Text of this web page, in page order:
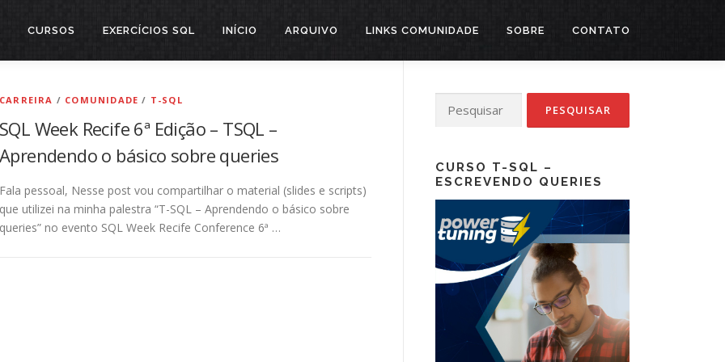
CURSOS EXERCÍCIOS SQL INÍCIO ARQUIVO LINKS COMUNIDADE SOBRE CONTATO
CARREIRA / COMUNIDADE / T-SQL
SQL Week Recife 6ª Edição – TSQL –
Aprendendo o básico sobre queries
Fala pessoal, Nesse post vou compartilhar o material (slides e scripts)
que utilizei na minha palestra “T-SQL – Aprendendo o básico sobre
queries” no evento SQL Week Recife Conference 6ª …
por:
CURSO T-SQL –
ESCREVENDO QUERIES